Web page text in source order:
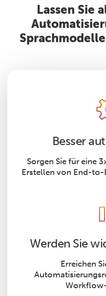
Lassen Sie
Besser
Sorgen Sie für eine
Erstellen von End-
Werden Sie
Erreichen